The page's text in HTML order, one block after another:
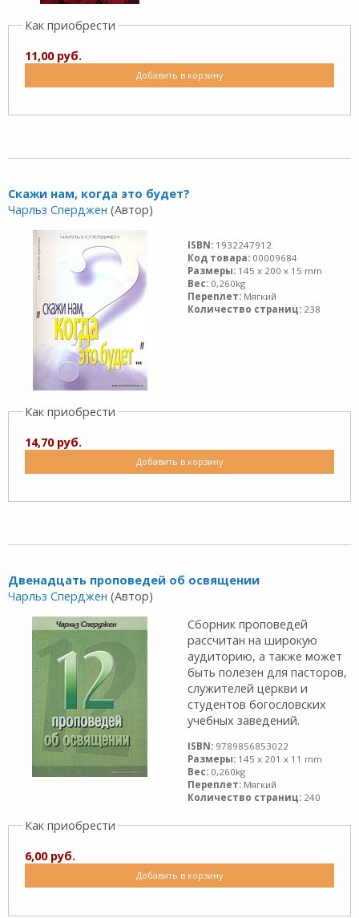
Как приобрести
11,00 руб.
Добавить в корзину
Скажи нам, когда это будет?
Чарльз Сперджен (Автор)
ISBN: 1932247912
Код товара: 00009684
Размеры: 145 x 200 x 15 mm
Вес: 0,260kg
Переплет: Мягкий
Количество страниц: 238
Как приобрести
14,70 руб.
Добавить в корзину
Двенадцать проповедей об освящении
Чарльз Сперджен (Автор)
Сборник проповедей
рассчитан на широкую
аудиторию, а также может
быть полезен для пасторов,
служителей церкви и
студентов богословских
учебных заведений.
ISBN: 9789856853022
Размеры: 145 x 201 x 11 mm
Вес: 0,260kg
Переплет: Мягкий
Количество страниц: 240
Как приобрести
6,00 руб.
Добавить в корзину